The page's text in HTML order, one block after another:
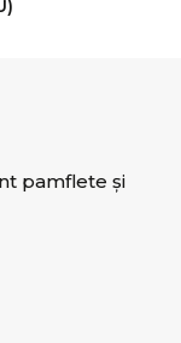
pamflete şi